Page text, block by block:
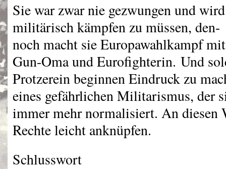
Sie war zwar nie gezwungen und
militärisch kämpfen zu müssen, den-
noch macht sie Europawahlkampf
Gun-Oma und Eurofighterin. Und
Protzerein beginnen Eindruck zu
eines gefährlichen Militarismus, der
immer mehr normalisiert. An diesen
Rechte leicht anknüpfen.
Schlusswort